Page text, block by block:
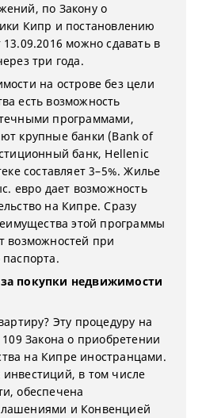
по Закону о
Кипр и постановлению
можно сдавать в
три года.
на острове без цели
есть возможность
программами,
крупные банки (Bank of
банк, Hellenic
составляет 3–5%. Жилье
евро дает возможность
на Кипре. Сразу
этой программы
возможностей при
покупки недвижимости
Эту процедуру на
Закона о приобретении
на Кипре иностранцами.
в том числе
обеспечена
и Конвенцией